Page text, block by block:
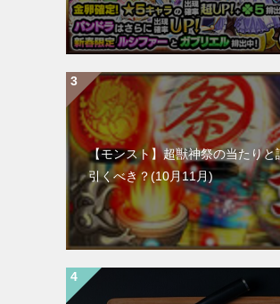
【モンスト】超獣神祭の当たりと
引くべき？(10月11月)